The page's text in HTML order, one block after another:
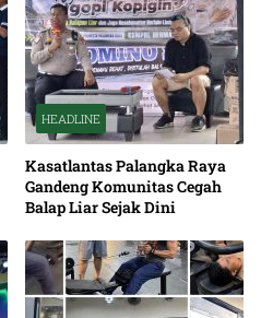
HEADLINE
Kasatlantas Palangka Raya
Gandeng Komunitas Cegah
Balap Liar Sejak Dini